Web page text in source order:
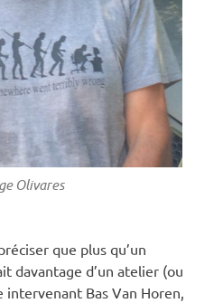
Olivares
que plus qu’un
davantage d’un atelier (ou
Bas Van Horen,